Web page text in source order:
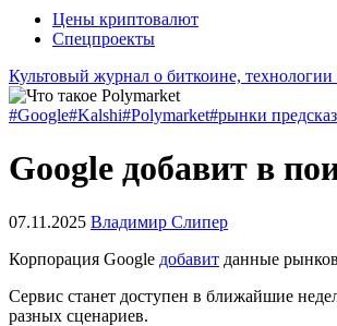
Цены криптовалют
Спецпроекты
Культовый журнал о биткоине,
#Google#Kalshi#Polymarket#рынки
Google добавит в
07.11.2025 Владимир Слипер
Корпорация Google добавит данные
Сервис станет доступен в ближайшие
разных сценариев.